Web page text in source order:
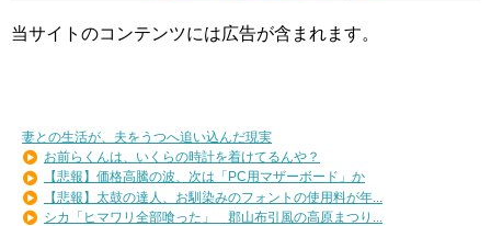
当サイトのコンテンツには広告が含まれます。
妻との生活が、夫をうつへ追い込んだ現実
お前らくんは、いくらの時計を着けてるんや？
【悲報】価格高騰の波、次は「PC用マザーボード」か
【悲報】太鼓の達人、お馴染みのフォントの使用料が年...
シカ「ヒマワリ全部喰った」 郡山布引風の高原まつり...